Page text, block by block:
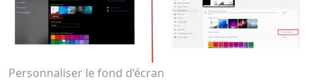
Personnaliser le fond d’écran